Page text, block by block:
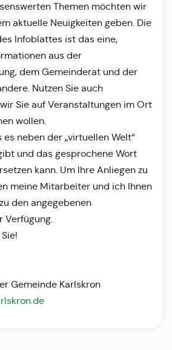
Themen möchten wir
aktuelle Neuigkeiten geben. Die
Infoblattes ist das eine,
aus der
dem Gemeinderat und der
Nutzen Sie auch
Sie auf Veranstaltungen im Ort
wollen.
es neben der „virtuellen Welt“
und das gesprochene Wort
kann. Um Ihre Anliegen zu
meine Mitarbeiter und ich Ihnen
den angegebenen
Verfügung.
Gemeinde Karlskron